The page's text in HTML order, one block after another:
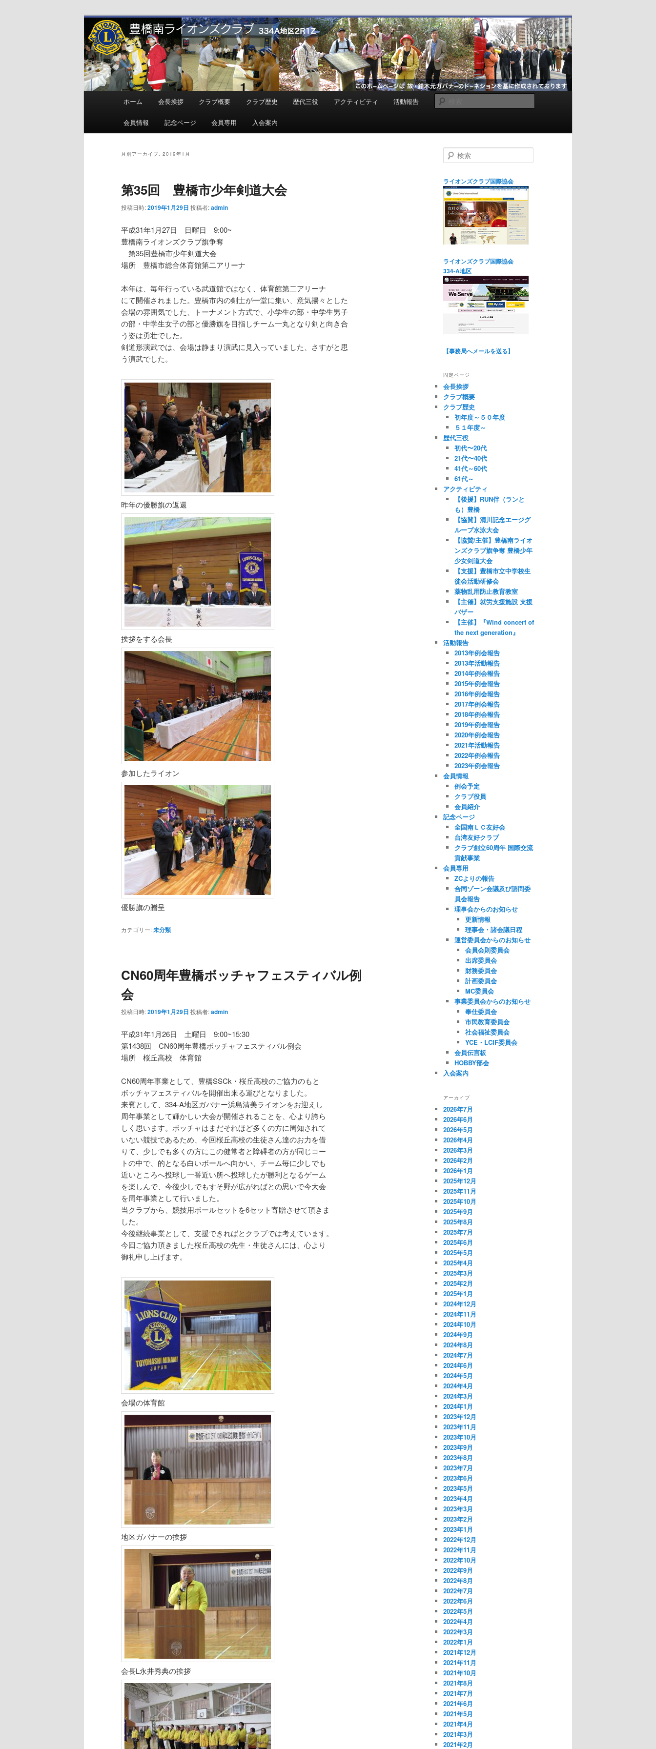
豊橋南ライオンズクラブ
地域奉仕ボランティア
メ
ホーム 会長挨拶 クラブ概要 クラブ歴史 歴代三役 アクティビティ 活動報告
会員情報 記念ページ 会員専用 入会案内
月別アーカイブ: 2019年1月
第35回 豊橋市少年剣道大会
投稿日時:2019年1月29日 投稿者:admin
平成31年1月27日 日曜日 9:00~
豊橋南ライオンズクラブ旗争奪
第35回豊橋市少年剣道大会
場所 豊橋市総合体育館第二アリーナ
本年は、毎年行っている武道館ではなく、体育館第二アリーナ
にて開催されました。豊橋市内の剣士が一堂に集い、意気揚々とした
会場の雰囲気でした、トーナメント方式で、小学生の部・中学生男子
の部・中学生女子の部と優勝旗を目指しチーム一丸となり剣と向き合
う姿は勇壮でした。
剣道形演武では、会場は静まり演武に見入っていました、さすがと思
う演武でした。
昨年の優勝旗の返還
挨拶をする会長
参加したライオン
優勝旗の贈呈
カテゴリー:未分類
CN60周年豊橋ボッチャフェスティバル例
会
投稿日時:2019年1月29日 投稿者:admin
平成31年1月26日 土曜日 9:00~15:30
第1438回 CN60周年豊橋ボッチャフェスティバル例会
場所 桜丘高校 体育館
CN60周年事業として、豊橋SSCk・桜丘高校のご協力のもと
ボッチャフェスティバルを開催出来る運びとなりました。
来賓として、334-A地区ガバナー浜島清美ライオンをお迎えし
周年事業として輝かしい大会が開催されることを、心より誇ら
しく思います。ボッチャはまだそれほど多くの方に周知されて
いない競技であるため、今回桜丘高校の生徒さん達のお力を借
りて、少しでも多くの方にこの健常者と障碍者の方が同じコー
トの中で、的となる白いボールへ向かい、チーム毎に少しでも
近いところへ投球し一番近い所へ投球したが勝利となるゲーム
を楽しんで、今後少しでもすそ野が広がればとの思いで今大会
を周年事業として行いました。
当クラブから、競技用ボールセットを6セット寄贈させて頂きま
した。
今後継続事業として、支援できればとクラブでは考えています。
今回ご協力頂きました桜丘高校の先生・生徒さんには、心より
御礼申し上げます。
会場の体育館
地区ガバナーの挨拶
会長L永井秀典の挨拶
検
索
ライオンズクラブ国際協会
ライオンズクラブ国際協会
334-A地区
【事務局へメールを送る】
固定ページ
会長挨拶
クラブ概要
クラブ歴史
初年度～５０年度
５１年度～
歴代三役
初代〜20代
21代〜40代
41代～60代
61代～
アクティビティ
【後援】RUN伴（ランと
も）豊橋
【協賛】清川記念エージグ
ループ水泳大会
【協賛/主催】豊橋南ライオ
ンズクラブ旗争奪 豊橋少年
少女剣道大会
【支援】豊橋市立中学校生
徒会活動研修会
薬物乱用防止教育教室
【主催】就労支援施設 支援
バザー
【主催】『Wind concert of
the next generation』
活動報告
2013年例会報告
2013年活動報告
2014年例会報告
2015年例会報告
2016年例会報告
2017年例会報告
2018年例会報告
2019年例会報告
2020年例会報告
2021年活動報告
2022年例会報告
2023年例会報告
会員情報
例会予定
クラブ役員
会員紹介
記念ページ
全国南ＬＣ友好会
台湾友好クラブ
クラブ創立60周年 国際交流
貢献事業
会員専用
ZCよりの報告
合同ゾーン会議及び諮問委
員会報告
理事会からのお知らせ
更新情報
理事会・諸会議日程
運営委員会からのお知らせ
会員会則委員会
出席委員会
財務委員会
計画委員会
MC委員会
事業委員会からのお知らせ
奉仕委員会
市民教育委員会
社会福祉委員会
YCE・LCIF委員会
会員伝言板
HOBBY部会
入会案内
アーカイブ
2026年7月
2026年6月
2026年5月
2026年4月
2026年3月
2026年2月
2026年1月
2025年12月
2025年11月
2025年10月
2025年9月
2025年8月
2025年7月
2025年6月
2025年5月
2025年4月
2025年3月
2025年2月
2025年1月
2024年12月
2024年11月
2024年10月
2024年9月
2024年8月
2024年7月
2024年6月
2024年5月
2024年4月
2024年3月
2024年1月
2023年12月
2023年11月
2023年10月
2023年9月
2023年8月
2023年7月
2023年6月
2023年5月
2023年4月
2023年3月
2023年2月
2023年1月
2022年12月
2022年11月
2022年10月
2022年9月
2022年8月
2022年7月
2022年6月
2022年5月
2022年4月
2022年3月
2022年1月
2021年12月
2021年11月
2021年10月
2021年8月
2021年7月
2021年6月
2021年5月
2021年4月
2021年3月
2021年2月